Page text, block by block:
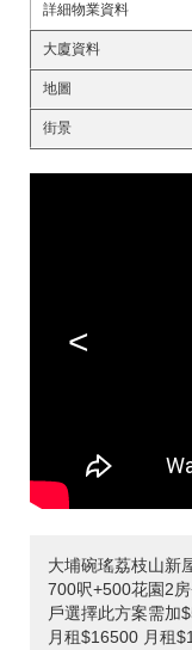
詳細物業資料
大廈資料
地圖
街景
<
大埔碗瑤荔枝山新
700呎+500花園2
戶選擇此方案需加
月租$16500 月租